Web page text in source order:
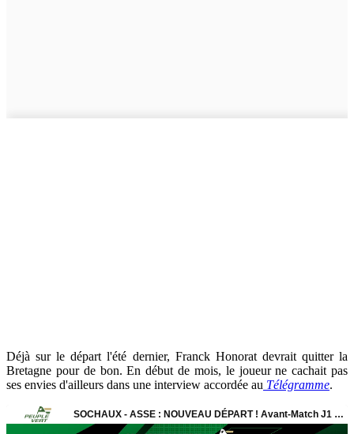
Déjà sur le départ l'été dernier, Franck Honorat devrait quitter la
Bretagne pour de bon. En début de mois, le joueur ne cachait pas
ses envies d'ailleurs dans une interview accordée au Télégramme.